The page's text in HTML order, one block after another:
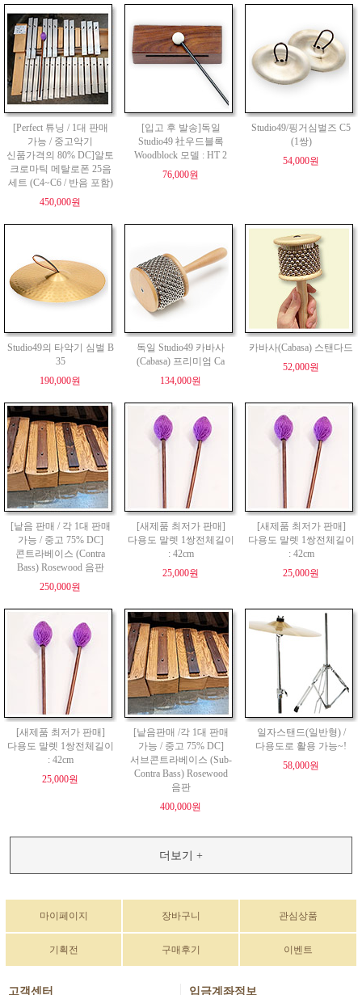
[Perfect 튜닝 / 1대 판매
가능 / 중고악기
신품가격의 80% DC]알토
크로마틱 메탈로폰 25음
세트 (C4~C6 / 반음 포함)
450,000원
[입고 후 발송]독일
Studio49 社우드블록
Woodblock 모델 : HT 2
76,000원
Studio49/핑거심벌즈 C5
(1쌍)
54,000원
Studio49의 타악기 심벌 B
35
190,000원
독일 Studio49 카바사
(Cabasa) 프리미엄 Ca
134,000원
카바사(Cabasa) 스탠다드
52,000원
[낱음 판매 / 각 1대 판매
가능 / 중고 75% DC]
콘트라베이스 (Contra
Bass) Rosewood 음판
250,000원
[새제품 최저가 판매]
다용도 말렛 1쌍전체길이
: 42cm
25,000원
[새제품 최저가 판매]
다용도 말렛 1쌍전체길이
: 42cm
25,000원
[새제품 최저가 판매]
다용도 말렛 1쌍전체길이
: 42cm
25,000원
[낱음판매 /각 1대 판매
가능 / 중고 75% DC]
서브콘트라베이스 (Sub-
Contra Bass) Rosewood
음판
400,000원
일자스탠드(일반형) /
다용도로 활용 가능~!
58,000원
더보기 +
마이페이지 장바구니 관심상품
기획전 구매후기 이벤트
고객센터 입금계좌정보